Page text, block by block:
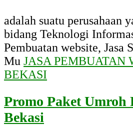
adalah suatu perusahaan
bidang Teknologi
Pembuatan website, Jasa
Mu JASA PEMBUATAN
BEKASI
Promo Paket Umroh
Bekasi